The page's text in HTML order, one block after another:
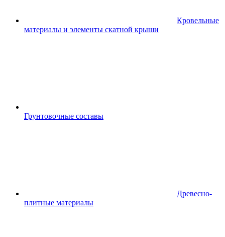
Кровельные
материалы и элементы скатной крыши
Грунтовочные составы
Древесно-
плитные материалы